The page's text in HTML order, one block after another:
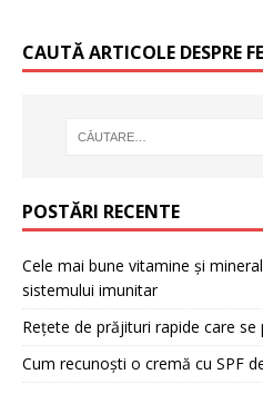
CAUTĂ ARTICOLE DESPRE
POSTĂRI RECENTE
Cele mai bune vitamine și
sistemului imunitar
Rețete de prăjituri rapide care
Cum recunoști o cremă cu SPF